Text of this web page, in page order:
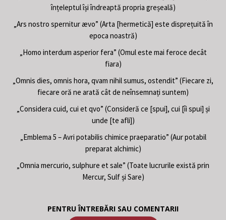
înțeleptul își îndreaptă propria greșeală)
„Ars nostro spernitur ævo” (Arta [hermetică] este disprețuită în
epoca noastră)
„Homo interdum asperior fera” (Omul este mai feroce decât
fiara)
„Omnis dies, omnis hora, qvam nihil sumus, ostendit” (Fiecare zi,
fiecare oră ne arată cât de neînsemnați suntem)
„Considera cuid, cui et qvo” (Consideră ce [spui], cui [îi spui] și
unde [te afli])
„Emblema 5 – Avri potabilis chimice praeparatio” (Aur potabil
preparat alchimic)
„Omnia mercurio, sulphure et sale” (Toate lucrurile există prin
Mercur, Sulf și Sare)
PENTRU ÎNTREBĂRI SAU COMENTARII